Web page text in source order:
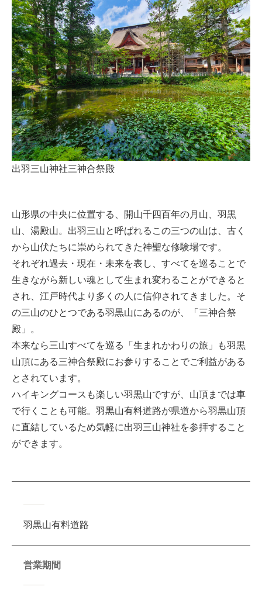
出羽三山神社三神合祭殿
山形県の中央に位置する、開山千四百年の月山、羽黒
山、湯殿山。出羽三山と呼ばれるこの三つの山は、古く
から山伏たちに崇められてきた神聖な修験場です。
それぞれ過去・現在・未来を表し、すべてを巡ることで
生きながら新しい魂として生まれ変わることができると
され、江戸時代より多くの人に信仰されてきました。そ
の三山のひとつである羽黒山にあるのが、「三神合祭
殿」。
本来なら三山すべてを巡る「生まれかわりの旅」も羽黒
山頂にある三神合祭殿にお参りすることでご利益がある
とされています。
ハイキングコースも楽しい羽黒山ですが、山頂までは車
で行くことも可能。羽黒山有料道路が県道から羽黒山頂
に直結しているため気軽に出羽三山神社を参拝すること
ができます。
羽黒山有料道路
営業期間